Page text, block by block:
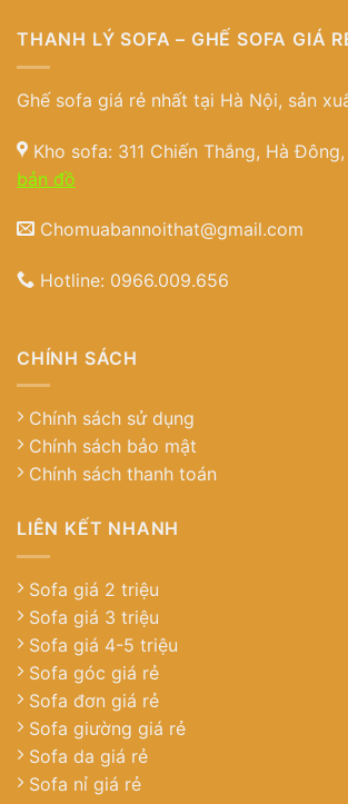
THANH LÝ SOFA – GHẾ SOFA GIÁ
Ghế sofa giá rẻ nhất tại Hà Nội, sản
Kho sofa: 311 Chiến Thắng, Hà
bản đồ
Chomuabannoithat@gmail.com
Hotline: 0966.009.656
CHÍNH SÁCH
Chính sách sử dụng
Chính sách bảo mật
Chính sách thanh toán
LIÊN KẾT NHANH
Sofa giá 2 triệu
Sofa giá 3 triệu
Sofa giá 4-5 triệu
Sofa góc giá rẻ
Sofa đơn giá rẻ
Sofa giường giá rẻ
Sofa da giá rẻ
Sofa nỉ giá rẻ